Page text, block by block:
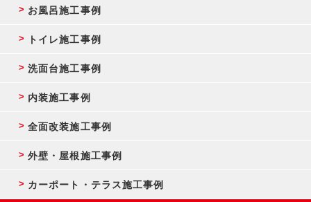
お風呂施工事例
トイレ施工事例
洗面台施工事例
内装施工事例
全面改装施工事例
外壁・屋根施工事例
カーポート・テラス施工事例